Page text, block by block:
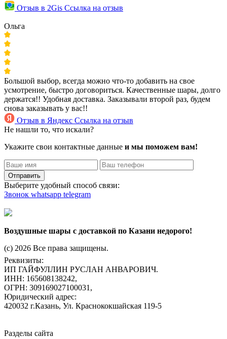
Отзыв в 2Gis Ссылка на отзыв
Ольга
Большой выбор, всегда можно что-то добавить на свое
усмотрение, быстро договориться. Качественные шары, долго
держатся!! Удобная доставка. Заказывали второй раз, будем
снова заказывать у вас!!
Отзыв в Яндекс Ссылка на отзыв
Не нашли то, что искали?
Укажите свои контактные данные и мы поможем вам!
Отправить
Выберите удобный способ связи:
Звонок whatsapp telegram
Воздушные шары с доставкой по Казани недорого!
(c) 2026 Все права защищены.
Реквизиты:
ИП ГАЙФУЛЛИН РУСЛАН АНВАРОВИЧ.
ИНН: 165608138242,
ОГРН: 309169027100031,
Юридический адрес:
420032 г.Казань, Ул. Краснококшайская 119-5
Разделы сайта